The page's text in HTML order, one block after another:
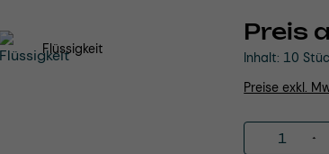
Preis
Inhalt: 10
Preise exkl.
Flüssigkeit